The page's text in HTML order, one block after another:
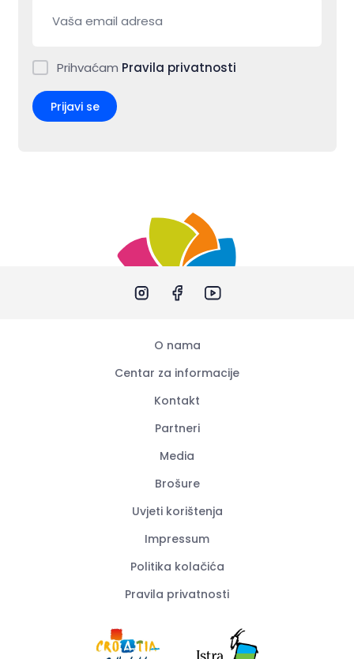
Prihvaćam Pravila privatnosti
Prijavi se
O nama
Centar za informacije
Kontakt
Partneri
Media
Brošure
Uvjeti korištenja
Impressum
Politika kolačića
Pravila privatnosti